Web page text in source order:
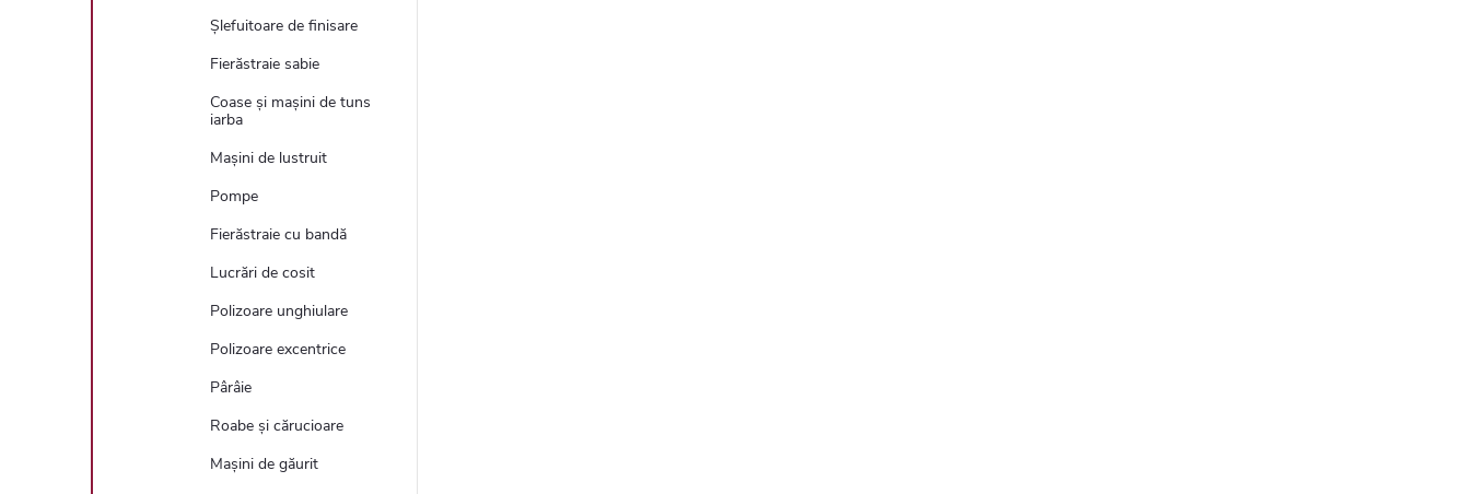
Șlefuitoare de finisare
Fierăstraie sabie
Coase și mașini de tuns
iarba
Mașini de lustruit
Pompe
Fierăstraie cu bandă
Lucrări de cosit
Polizoare unghiulare
Polizoare excentrice
Pârâie
Roabe și cărucioare
Mașini de găurit